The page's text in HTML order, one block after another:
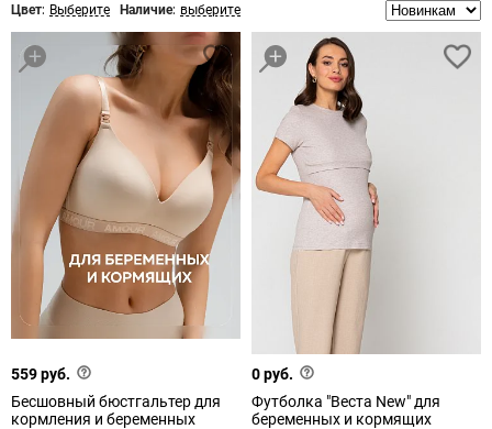
Цвет: Выберите Наличие: выберите
559 руб.
Бесшовный бюстгальтер для
кормления и беременных
0 руб.
Футболка "Веста New" для
беременных и кормящих